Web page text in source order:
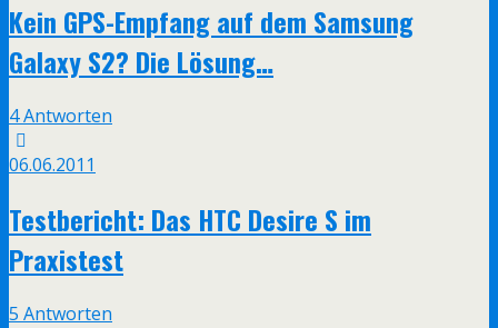
Kein GPS-Empfang auf dem Samsung
Galaxy S2? Die Lösung…
4 Antworten
06.06.2011
Testbericht: Das HTC Desire S im
Praxistest
5 Antworten